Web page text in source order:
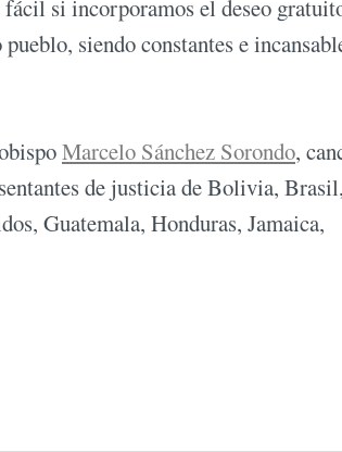
si incorporamos el deseo
siendo constantes e
Marcelo Sánchez Sorondo,
de justicia de Bolivia, Brasil,
Guatemala, Honduras, Jamaica,